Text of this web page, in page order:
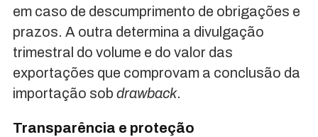
em caso de descumprimento de obrigações e
prazos. A outra determina a divulgação
trimestral do volume e do valor das
exportações que comprovam a conclusão da
importação sob drawback.
Transparência e proteção